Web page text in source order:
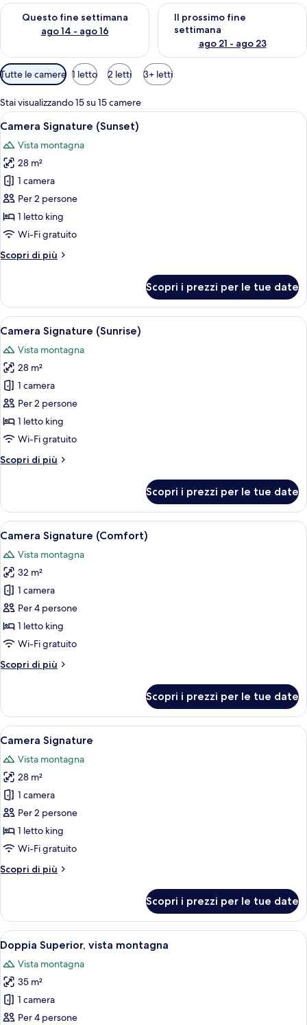
Questo fine settimana
ago 14 - ago 16
Verifica la disponibilità per questo fine settimana, ago 14 -
Il prossimo fine
settimana
ago 21 - ago 23
Verifica la disponibilità per il
Filtri
disponibili
per
le
camere
Tutte le camere 1 letto 2 letti 3+ letti
Stai visualizzando 15 su 15 camere
Apri
tutte
le
foto
per
Camera
Signature
(Sunset)
Area piscina con veranda in legno e
11
Camera Signature (Sunset)
Vista montagna
28 m²
1 camera
Per 2 persone
1 letto king
Wi-Fi gratuito
Scopri di più
Altri
Signature
(Sunset)
Scopri i prezzi per le tue date
Apri
tutte
le
foto
per
Camera
Signature
(Sunrise)
Un patio in legno con una vasca
14
Camera Signature (Sunrise)
Vista montagna
28 m²
1 camera
Per 2 persone
1 letto king
Wi-Fi gratuito
Scopri di più
Altri
Signature
(Sunrise)
Scopri i prezzi per le tue date
Apri
tutte
le
foto
per
Camera
Signature
(Comfort)
Una camera da letto moderna con
10
Camera Signature (Comfort)
Vista montagna
32 m²
1 camera
Per 4 persone
1 letto king
Wi-Fi gratuito
Scopri di più
Altri
Signature
(Comfort)
Scopri i prezzi per le tue date
Apri
tutte
le
foto
per
Camera
Signature
Una camera da letto moderna con
7
Camera Signature
Vista montagna
28 m²
1 camera
Per 2 persone
1 letto king
Wi-Fi gratuito
Scopri di più
Altri
Signature
Scopri i prezzi per le tue date
Apri
tutte
le
foto
per
Doppia
Una camera da letto moderna con
9
Doppia Superior, vista montagna
Vista montagna
35 m²
1 camera
Per 4 persone